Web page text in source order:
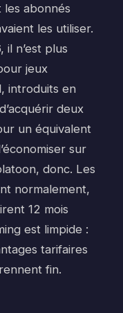
abonnés
les utiliser.
il n’est plus
jeux
introduits en
deux
un équivalent
sur
donc. Les
normalement,
12 mois
est limpide :
tarifaires
fin.